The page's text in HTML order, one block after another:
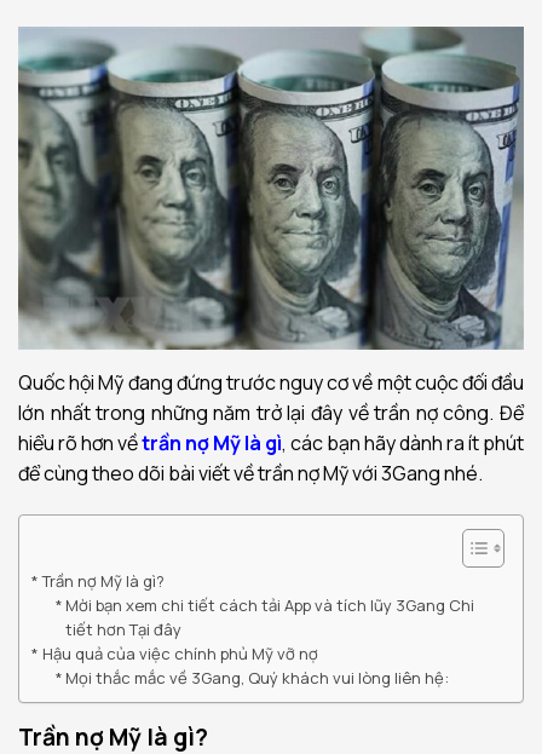
Quốc hội Mỹ đang đứng trước nguy cơ về một cuộc đối đầu
lớn nhất trong những năm trở lại đây về trần nợ công. Để
hiểu rõ hơn vềtrần nợ Mỹ là gì, các bạn hãy dành ra ít phút
để cùng theo dõi bài viết về trần nợ Mỹ với 3Gang nhé.
Trần nợ Mỹ là gì?
Mời bạn xem chi tiết cách tải App và tích lũy 3Gang Chi
tiết hơn Tại đây
Hậu quả của việc chính phủ Mỹ vỡ nợ
Mọi thắc mắc về 3Gang, Quý khách vui lòng liên hệ:
Trần nợ Mỹ là gì?